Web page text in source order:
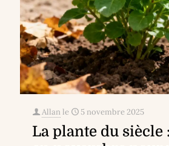
Allan le 5 novembre 2025
La plante du siècle